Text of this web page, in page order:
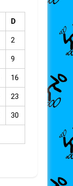
D
2
9
16
23
30